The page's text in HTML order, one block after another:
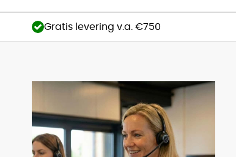
Gratis levering v.a. €750